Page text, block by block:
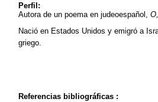
Perfil:
Autora de un poema en judeoespañol,
Nació en Estados Unidos y emigró a
griego.
Referencias bibliográficas :